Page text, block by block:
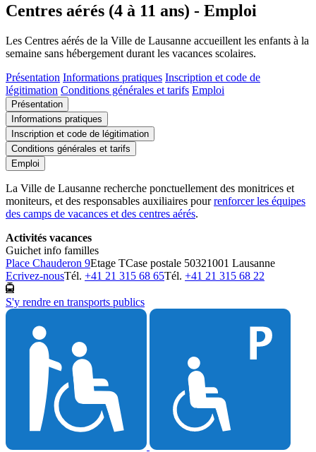
Centres aérés (4 à 11 ans) - Emploi
Les Centres aérés de la Ville de Lausanne accueillent les enfants à la
semaine sans hébergement durant les vacances scolaires.
Présentation Informations pratiques Inscription et code de
légitimation Conditions générales et tarifs Emploi
Présentation
Informations pratiques
Inscription et code de légitimation
Conditions générales et tarifs
Emploi
La Ville de Lausanne recherche ponctuellement des monitrices et
moniteurs, et des responsables auxiliaires pourrenforcer les équipes
des camps de vacances et des centres aérés.
Activités vacances
Guichet info familles
Place Chauderon 9Etage TCase postale 50321001 Lausanne
Ecrivez-nousTél. +41 21 315 68 65Tél. +41 21 315 68 22
S'y rendre en transports publics